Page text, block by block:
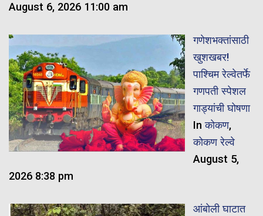
August 6, 2026 11:00 am
गणेशभक्तांसाठी
खुशखबर!
पाश्चिम रेल्वेतर्फे
गणपती स्पेशल
गाड्यांची घोषणा
Inकोकण,
कोकण रेल्वे
August 5,
2026 8:38 pm
आंबोली घाटात